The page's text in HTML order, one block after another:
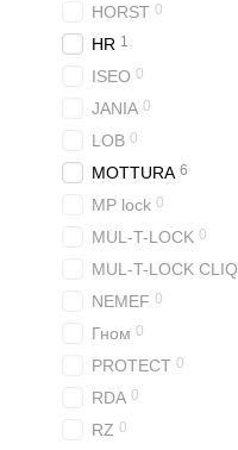
HORST 0
HR 1
ISEO 0
JANIA 0
LOB 0
MOTTURA 6
MP lock 0
MUL-T-LOCK 0
MUL-T-LOCK CLIQ
NEMEF 0
Гном 0
PROTECT 0
RDA 0
RZ 0